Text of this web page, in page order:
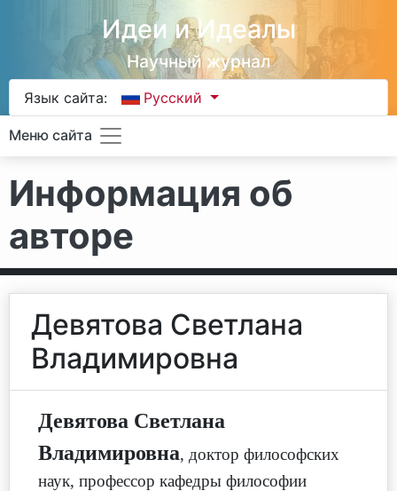
Идеи и Идеалы
Научный журнал
Язык сайта: Русский
Меню сайта
Информация об
авторе
Девятова Светлана
Владимировна
Девятова Светлана
Владимировна, доктор философских
наук, профессор кафедры философии